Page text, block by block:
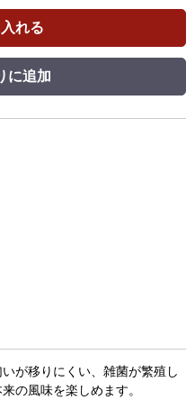
れる
に追加
が移りにくい、雑菌が繁殖し
の風味を楽しめます。